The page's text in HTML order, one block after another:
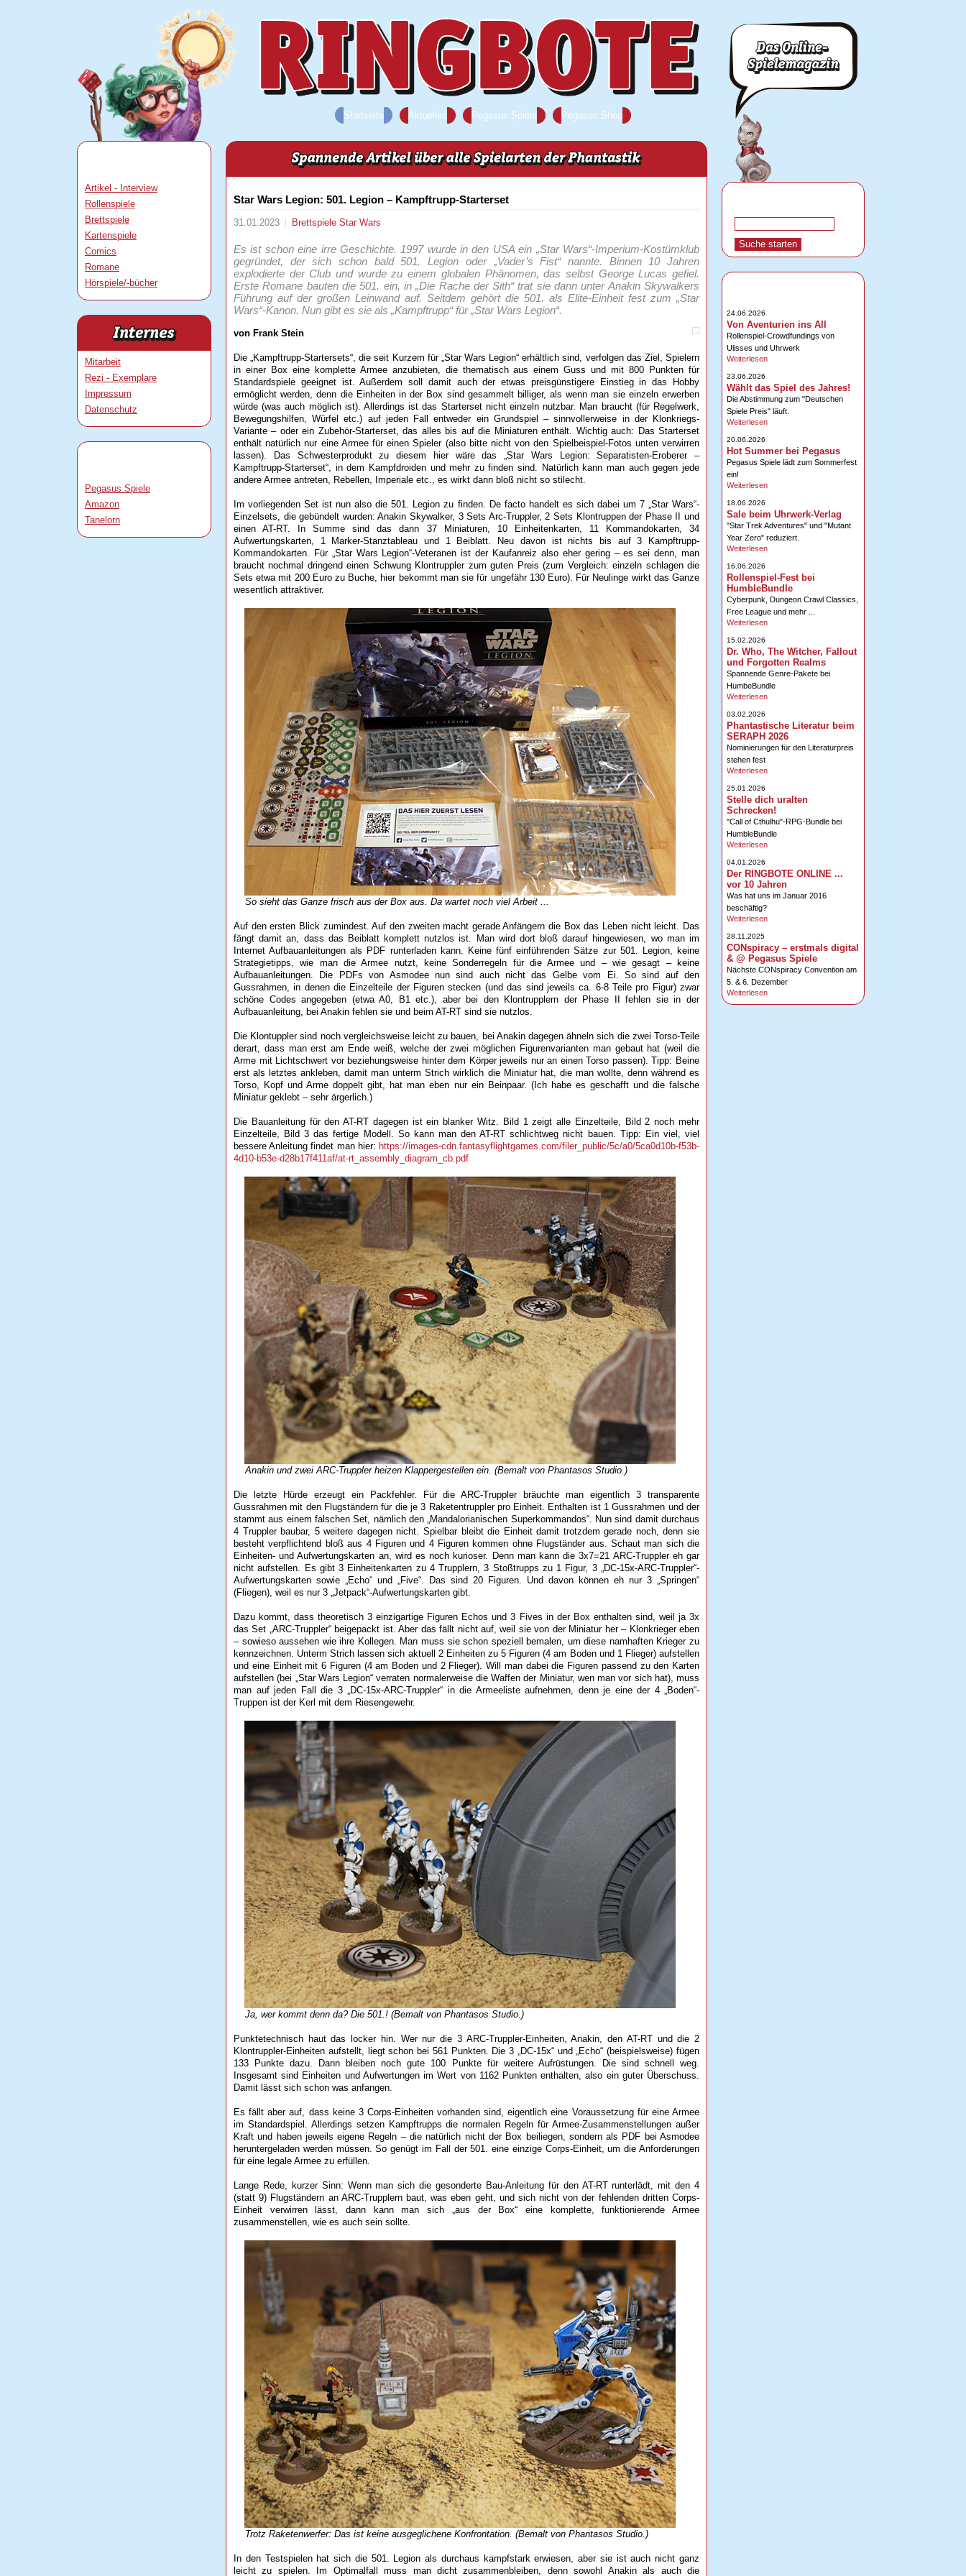
Startseite Aktuelles Pegasus Spiele Pegasus Shop
Artikel - Interview
Rollenspiele
Brettspiele
Kartenspiele
Comics
Romane
Hörspiele/-bücher
Mitarbeit
Rezi - Exemplare
Impressum
Datenschutz
Pegasus Spiele
Amazon
Tanelorn
Star Wars Legion: 501. Legion – Kampftrupp-Starterset
31.01.2023 Brettspiele Star Wars
Es ist schon eine irre Geschichte. 1997 wurde in den USA ein „Star Wars“-Imperium-Kostümklub
gegründet, der sich schon bald 501. Legion oder „Vader’s Fist“ nannte. Binnen 10 Jahren
explodierte der Club und wurde zu einem globalen Phänomen, das selbst George Lucas gefiel.
Erste Romane bauten die 501. ein, in „Die Rache der Sith“ trat sie dann unter Anakin Skywalkers
Führung auf der großen Leinwand auf. Seitdem gehört die 501. als Elite-Einheit fest zum „Star
Wars“-Kanon. Nun gibt es sie als „Kampftrupp“ für „Star Wars Legion“.
von Frank Stein
Die „Kampftrupp-Startersets“, die seit Kurzem für „Star Wars Legion“ erhältlich sind, verfolgen das Ziel, Spielern
in einer Box eine komplette Armee anzubieten, die thematisch aus einem Guss und mit 800 Punkten für
Standardspiele geeignet ist. Außerdem soll damit auch der etwas preisgünstigere Einstieg in das Hobby
ermöglicht werden, denn die Einheiten in der Box sind gesammelt billiger, als wenn man sie einzeln erwerben
würde (was auch möglich ist). Allerdings ist das Starterset nicht einzeln nutzbar. Man braucht (für Regelwerk,
Bewegungshilfen, Würfel etc.) auf jeden Fall entweder ein Grundspiel – sinnvollerweise in der Klonkriegs-
Variante – oder ein Zubehör-Starterset, das alles bis auf die Miniaturen enthält. Wichtig auch: Das Starterset
enthält natürlich nur eine Armee für einen Spieler (also bitte nicht von den Spielbeispiel-Fotos unten verwirren
lassen). Das Schwesterprodukt zu diesem hier wäre das „Star Wars Legion: Separatisten-Eroberer –
Kampftrupp-Starterset“, in dem Kampfdroiden und mehr zu finden sind. Natürlich kann man auch gegen jede
andere Armee antreten, Rebellen, Imperiale etc., es wirkt dann bloß nicht so stilecht.
Im vorliegenden Set ist nun also die 501. Legion zu finden. De facto handelt es sich dabei um 7 „Star Wars“-
Einzelsets, die gebündelt wurden: Anakin Skywalker, 3 Sets Arc-Truppler, 2 Sets Klontruppen der Phase II und
einen AT-RT. In Summe sind das dann 37 Miniaturen, 10 Einheitenkarten, 11 Kommandokarten, 34
Aufwertungskarten, 1 Marker-Stanztableau und 1 Beiblatt. Neu davon ist nichts bis auf 3 Kampftrupp-
Kommandokarten. Für „Star Wars Legion“-Veteranen ist der Kaufanreiz also eher gering – es sei denn, man
braucht nochmal dringend einen Schwung Klontruppler zum guten Preis (zum Vergleich: einzeln schlagen die
Sets etwa mit 200 Euro zu Buche, hier bekommt man sie für ungefähr 130 Euro). Für Neulinge wirkt das Ganze
wesentlich attraktiver.
So sieht das Ganze frisch aus der Box aus. Da wartet noch viel Arbeit ...
Auf den ersten Blick zumindest. Auf den zweiten macht gerade Anfängern die Box das Leben nicht leicht. Das
fängt damit an, dass das Beiblatt komplett nutzlos ist. Man wird dort bloß darauf hingewiesen, wo man im
Internet Aufbauanleitungen als PDF runterladen kann. Keine fünf einführenden Sätze zur 501. Legion, keine
Strategietipps, wie man die Armee nutzt, keine Sonderregeln für die Armee und – wie gesagt – keine
Aufbauanleitungen. Die PDFs von Asmodee nun sind auch nicht das Gelbe vom Ei. So sind auf den
Gussrahmen, in denen die Einzelteile der Figuren stecken (und das sind jeweils ca. 6-8 Teile pro Figur) zwar
schöne Codes angegeben (etwa A0, B1 etc.), aber bei den Klontrupplern der Phase II fehlen sie in der
Aufbauanleitung, bei Anakin fehlen sie und beim AT-RT sind sie nutzlos.
Die Klontuppler sind noch vergleichsweise leicht zu bauen, bei Anakin dagegen ähneln sich die zwei Torso-Teile
derart, dass man erst am Ende weiß, welche der zwei möglichen Figurenvarianten man gebaut hat (weil die
Arme mit Lichtschwert vor beziehungsweise hinter dem Körper jeweils nur an einen Torso passen). Tipp: Beine
erst als letztes ankleben, damit man unterm Strich wirklich die Miniatur hat, die man wollte, denn während es
Torso, Kopf und Arme doppelt gibt, hat man eben nur ein Beinpaar. (Ich habe es geschafft und die falsche
Miniatur geklebt – sehr ärgerlich.)
Die Bauanleitung für den AT-RT dagegen ist ein blanker Witz. Bild 1 zeigt alle Einzelteile, Bild 2 noch mehr
Einzelteile, Bild 3 das fertige Modell. So kann man den AT-RT schlichtweg nicht bauen. Tipp: Ein viel, viel
bessere Anleitung findet man hier: https://images-cdn.fantasyflightgames.com/filer_public/5c/a0/5ca0d10b-f53b-
4d10-b53e-d28b17f411af/at-rt_assembly_diagram_cb.pdf
Anakin und zwei ARC-Truppler heizen Klappergestellen ein. (Bemalt von Phantasos Studio.)
Die letzte Hürde erzeugt ein Packfehler. Für die ARC-Truppler bräuchte man eigentlich 3 transparente
Gussrahmen mit den Flugständern für die je 3 Raketentruppler pro Einheit. Enthalten ist 1 Gussrahmen und der
stammt aus einem falschen Set, nämlich den „Mandalorianischen Superkommandos“. Nun sind damit durchaus
4 Truppler baubar, 5 weitere dagegen nicht. Spielbar bleibt die Einheit damit trotzdem gerade noch, denn sie
besteht verpflichtend bloß aus 4 Figuren und 4 Figuren kommen ohne Flugständer aus. Schaut man sich die
Einheiten- und Aufwertungskarten an, wird es noch kurioser. Denn man kann die 3x7=21 ARC-Truppler eh gar
nicht aufstellen. Es gibt 3 Einheitenkarten zu 4 Trupplern, 3 Stoßtrupps zu 1 Figur, 3 „DC-15x-ARC-Truppler“-
Aufwertungskarten sowie „Echo“ und „Five“. Das sind 20 Figuren. Und davon können eh nur 3 „Springen“
(Fliegen), weil es nur 3 „Jetpack“-Aufwertungskarten gibt.
Dazu kommt, dass theoretisch 3 einzigartige Figuren Echos und 3 Fives in der Box enthalten sind, weil ja 3x
das Set „ARC-Truppler“ beigepackt ist. Aber das fällt nicht auf, weil sie von der Miniatur her – Klonkrieger eben
– sowieso aussehen wie ihre Kollegen. Man muss sie schon speziell bemalen, um diese namhaften Krieger zu
kennzeichnen. Unterm Strich lassen sich aktuell 2 Einheiten zu 5 Figuren (4 am Boden und 1 Flieger) aufstellen
und eine Einheit mit 6 Figuren (4 am Boden und 2 Flieger). Will man dabei die Figuren passend zu den Karten
aufstellen (bei „Star Wars Legion“ verraten normalerweise die Waffen der Miniatur, wen man vor sich hat), muss
man auf jeden Fall die 3 „DC-15x-ARC-Truppler“ in die Armeeliste aufnehmen, denn je eine der 4 „Boden“-
Truppen ist der Kerl mit dem Riesengewehr.
Ja, wer kommt denn da? Die 501.! (Bemalt von Phantasos Studio.)
Punktetechnisch haut das locker hin. Wer nur die 3 ARC-Truppler-Einheiten, Anakin, den AT-RT und die 2
Klontruppler-Einheiten aufstellt, liegt schon bei 561 Punkten. Die 3 „DC-15x“ und „Echo“ (beispielsweise) fügen
133 Punkte dazu. Dann bleiben noch gute 100 Punkte für weitere Aufrüstungen. Die sind schnell weg.
Insgesamt sind Einheiten und Aufwertungen im Wert von 1162 Punkten enthalten, also ein guter Überschuss.
Damit lässt sich schon was anfangen.
Es fällt aber auf, dass keine 3 Corps-Einheiten vorhanden sind, eigentlich eine Voraussetzung für eine Armee
im Standardspiel. Allerdings setzen Kampftrupps die normalen Regeln für Armee-Zusammenstellungen außer
Kraft und haben jeweils eigene Regeln – die natürlich nicht der Box beiliegen, sondern als PDF bei Asmodee
heruntergeladen werden müssen. So genügt im Fall der 501. eine einzige Corps-Einheit, um die Anforderungen
für eine legale Armee zu erfüllen.
Lange Rede, kurzer Sinn: Wenn man sich die gesonderte Bau-Anleitung für den AT-RT runterlädt, mit den 4
(statt 9) Flugständern an ARC-Trupplern baut, was eben geht, und sich nicht von der fehlenden dritten Corps-
Einheit verwirren lässt, dann kann man sich „aus der Box“ eine komplette, funktionierende Armee
zusammenstellen, wie es auch sein sollte.
Trotz Raketenwerfer: Das ist keine ausgeglichene Konfrontation. (Bemalt von Phantasos Studio.)
In den Testspielen hat sich die 501. Legion als durchaus kampfstark erwiesen, aber sie ist auch nicht ganz
leicht zu spielen. Im Optimalfall muss man dicht zusammenbleiben, denn sowohl Anakin als auch die
24.06.2026
Von Aventurien ins All
Rollenspiel-Crowdfundings von
Ulisses und Uhrwerk
Weiterlesen
23.06.2026
Wählt das Spiel des Jahres!
Die Abstimmung zum "Deutschen
Spiele Preis" läuft.
Weiterlesen
20.06.2026
Hot Summer bei Pegasus
Pegasus Spiele lädt zum Sommerfest
ein!
Weiterlesen
18.06.2026
Sale beim Uhrwerk-Verlag
"Star Trek Adventures" und "Mutant
Year Zero" reduziert.
Weiterlesen
16.06.2026
Rollenspiel-Fest bei
HumbleBundle
Cyberpunk, Dungeon Crawl Classics,
Free League und mehr ...
Weiterlesen
15.02.2026
Dr. Who, The Witcher, Fallout
und Forgotten Realms
Spannende Genre-Pakete bei
HumbeBundle
Weiterlesen
03.02.2026
Phantastische Literatur beim
SERAPH 2026
Nominierungen für den Literaturpreis
stehen fest
Weiterlesen
25.01.2026
Stelle dich uralten
Schrecken!
"Call of Cthulhu"-RPG-Bundle bei
HumbleBundle
Weiterlesen
04.01.2026
Der RINGBOTE ONLINE ...
vor 10 Jahren
Was hat uns im Januar 2016
beschäftig?
Weiterlesen
28.11.2025
CONspiracy – erstmals digital
& @ Pegasus Spiele
Nächste CONspiracy Convention am
5. & 6. Dezember
Weiterlesen